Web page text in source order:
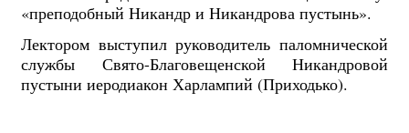
«преподобный Никандр и Никандрова пустынь».
Лектором выступил руководитель паломнической
службы Свято-Благовещенской Никандровой
пустыни иеродиакон Харлампий (Приходько).